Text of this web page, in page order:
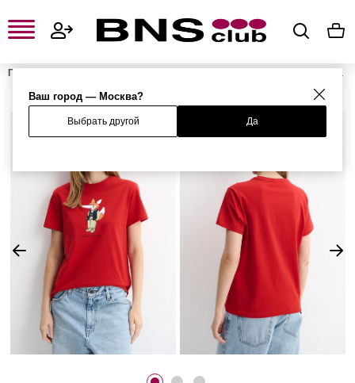
Ваш город — Москва?
Выбрать другой Да
Главная
Женская одежда